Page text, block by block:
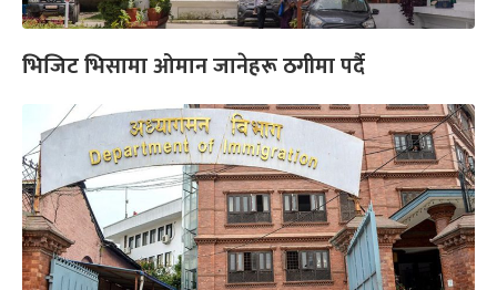
भिजिट भिसामा ओमान जानेहरू ठगीमा पर्दै